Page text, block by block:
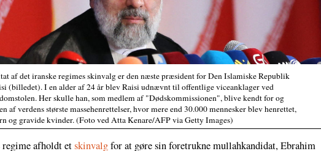
af det iranske regimes skinvalg er den næste præsident for Den Islamiske Republik
(billedet). I en alder af 24 år blev Raisi udnævnt til offentlige viceanklager ved
Her skulle han, som medlem af "Dødskommissionen", blive kendt for og
af verdens største massehenrettelser, hvor mere end 30.000 mennesker blev henrettet,
og gravide kvinder. (Foto ved Atta Kenare/AFP via Getty Images)
afholdt etskinvalgfor at gøre sin foretrukne mullahkandidat, Ebrahim